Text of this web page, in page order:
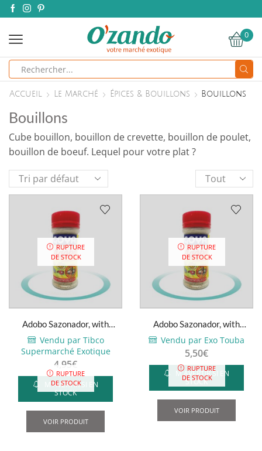
0
Accueil Le Marché Épices & Bouillons Bouillons
Bouillons
Cube bouillon, bouillon de crevette, bouillon de poulet,
bouillon de boeuf. Lequel pour votre plat ?
Products
per
RUPTURE
DE STOCK
Adobo Sazonador, with
pepper – Goya – 226g
Vendu par Tibco
Supermarché Exotique
4,95€
RUPTURE
DE STOCK
M'AVERTIR SI EN
STOCK
VOIR PRODUIT
RUPTURE
DE STOCK
Adobo Sazonador, with
pepper – Goya – 226g
Vendu par Exo Touba
5,50€
RUPTURE
DE STOCK
M'AVERTIR SI EN
STOCK
VOIR PRODUIT